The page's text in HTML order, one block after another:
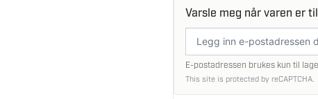
Varsle meg når varen er
postadresse
E-postadressen brukes kun til
This site is protected by reCAPTCHA.